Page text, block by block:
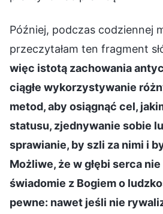
Później, podczas codziennej
przeczytałam ten fragment
więc istotą zachowania
ciągłe wykorzystywanie
metod, aby osiągnąć cel,
statusu, zjednywanie sobie
sprawianie, by szli za nimi i
Możliwe, że w głębi serca
świadomie z Bogiem o
pewne: nawet jeśli nie